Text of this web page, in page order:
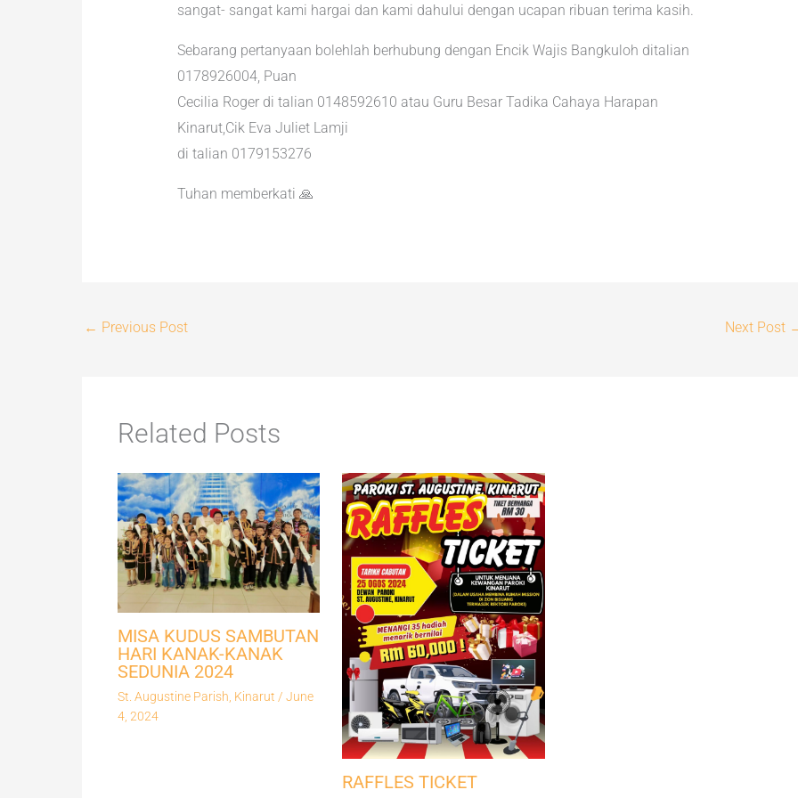
sangat- sangat kami hargai dan kami dahului dengan ucapan ribuan terima kasih.
Sebarang pertanyaan bolehlah berhubung dengan Encik Wajis Bangkuloh ditalian
0178926004, Puan
Cecilia Roger di talian 0148592610 atau Guru Besar Tadika Cahaya Harapan
Kinarut,Cik Eva Juliet Lamji
di talian 0179153276
Tuhan memberkati 🙏
← Previous Post Next Post
Related Posts
MISA KUDUS SAMBUTAN
HARI KANAK-KANAK
SEDUNIA 2024
St. Augustine Parish, Kinarut / June
4, 2024
RAFFLES TICKET